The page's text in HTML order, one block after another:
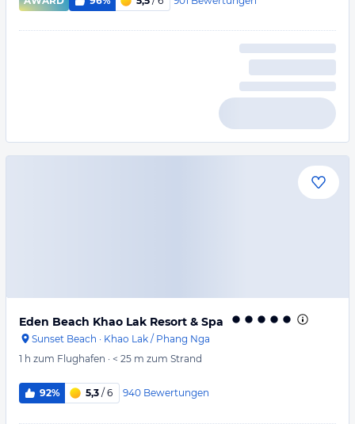
Eden Beach Khao Lak Resort & Spa
Sunset Beach · Khao Lak / Phang Nga
1 h zum Flughafen · < 25 m zum Strand
92% 5,3 / 6 940 Bewertungen